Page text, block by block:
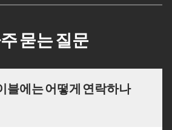
묻는 질문
블에는 어떻게 연락하나